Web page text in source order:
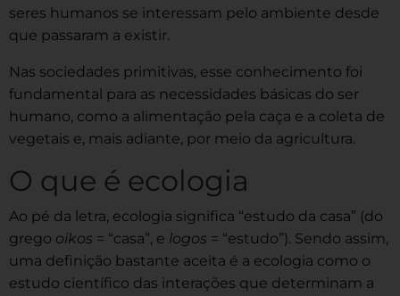
seres humanos se interessam pelo ambiente desde
que passaram a existir.
Nas sociedades primitivas, esse conhecimento foi
fundamental para as necessidades básicas do ser
humano, como a alimentação pela caça e a coleta de
vegetais e, mais adiante, por meio da agricultura.
O que é ecologia
Ao pé da letra, ecologia significa “estudo da casa” (do
grego oikos = “casa”, e logos = “estudo”). Sendo assim,
uma definição bastante aceita é a ecologia como o
estudo científico das interações que determinam a